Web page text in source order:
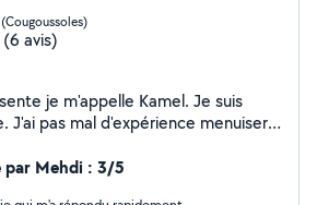
(6 avis)
je m'appelle Kamel. Je suis
J'ai pas mal d'expérience menuiserie
tt types de boiseries . En bricolage
des murs en placo peinture ,
par Mehdi : 3/5